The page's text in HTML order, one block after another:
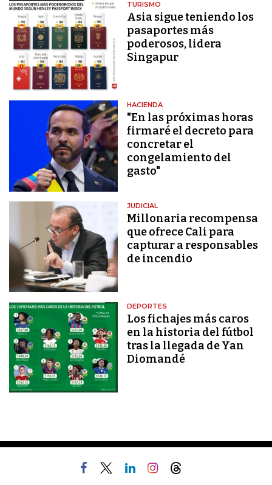
TURISMO
Asia sigue teniendo los
pasaportes más
poderosos, lidera
Singapur
HACIENDA
"En las próximas horas
firmaré el decreto para
concretar el
congelamiento del
gasto"
JUDICIAL
Millonaria recompensa
que ofrece Cali para
capturar a responsables
de incendio
DEPORTES
Los fichajes más caros
en la historia del fútbol
tras la llegada de Yan
Diomandé